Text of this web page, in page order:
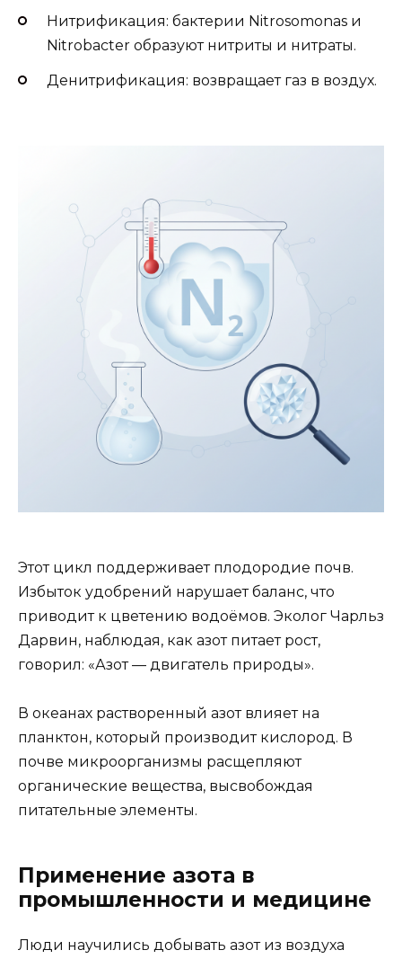
Нитрификация: бактерии Nitrosomonas и
Nitrobacter образуют нитриты и нитраты.
Денитрификация: возвращает газ в воздух.
Этот цикл поддерживает плодородие почв.
Избыток удобрений нарушает баланс, что
приводит к цветению водоёмов. Эколог Чарльз
Дарвин, наблюдая, как азот питает рост,
говорил: «Азот — двигатель природы».
В океанах растворенный азот влияет на
планктон, который производит кислород. В
почве микроорганизмы расщепляют
органические вещества, высвобождая
питательные элементы.
Применение азота в
промышленности и медицине
Люди научились добывать азот из воздуха